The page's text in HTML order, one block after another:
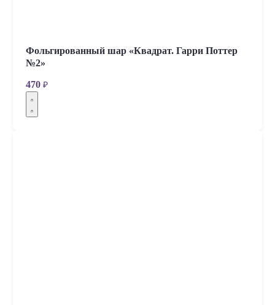
Фольгированный шар «Квадрат. Гарри Поттер
№2»
470 ₽